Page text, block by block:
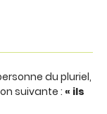
du pluriel,
suivante :« ils